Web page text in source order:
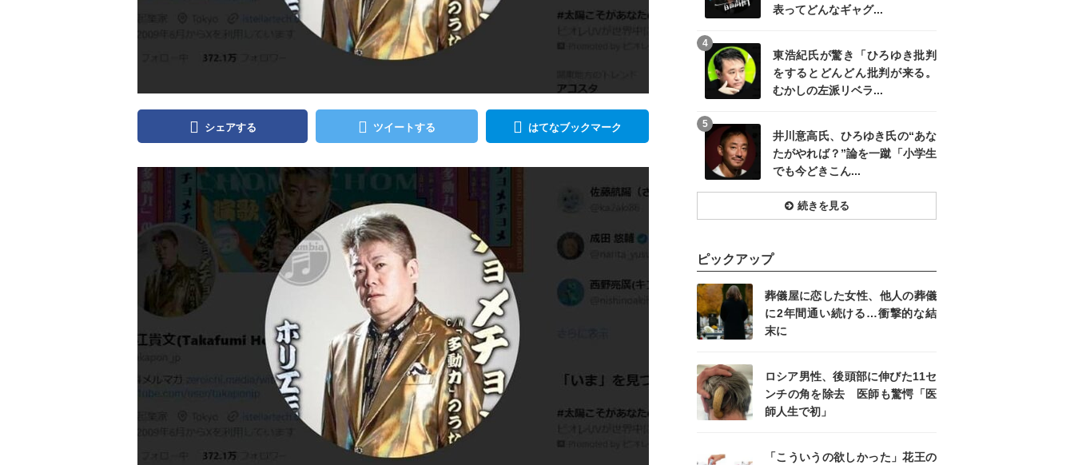
シェアする ツイートする はてなブックマーク
表ってどんなギャグ...
東浩紀氏が驚き「ひろゆき批判
をするとどんどん批判が来る。
むかしの左派リベラ...
4
井川意高氏、ひろゆき氏の“あな
たがやれば？”論を一蹴「小学生
でも今どきこん...
5
続きを見る
ピックアップ
葬儀屋に恋した女性、他人の葬儀
に2年間通い続ける…衝撃的な結
末に
記事を読む
ロシア男性、後頭部に伸びた11セ
ンチの角を除去 医師も驚愕「医
師人生で初」
「こういうの欲しかった」花王の